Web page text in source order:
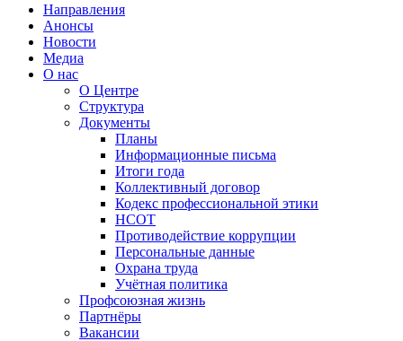
Направления
Анонсы
Новости
Медиа
О нас
О Центре
Структура
Документы
Планы
Информационные письма
Итоги года
Коллективный договор
Кодекс профессиональной этики
НСОТ
Противодействие коррупции
Персональные данные
Охрана труда
Учётная политика
Профсоюзная жизнь
Партнёры
Вакансии